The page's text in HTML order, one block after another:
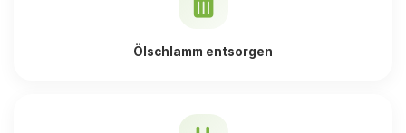
Ölschlamm entsorgen